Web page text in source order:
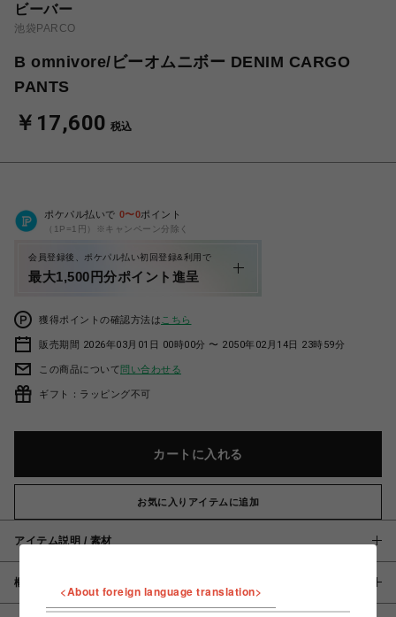
ビーバー
池袋PARCO
B omnivore/ビーオムニボー DENIM CARGO
PANTS
￥17,600 税込
ポケパル払いで 0〜0ポイント
（1P=1円）※キャンペーン分除く
会員登録後、ポケパル払い初回登録&利用で
最大1,500円分ポイント進呈
獲得ポイントの確認方法は こちら
販売期間 2026年03月01日 00時00分 〜 2050年02月14日 23時59分
この商品について問い合わせる
ギフト：ラッピング不可
カートに入れる
お気に入りアイテムに追加
アイテム説明 / 素材
概要
<About foreign language translation>